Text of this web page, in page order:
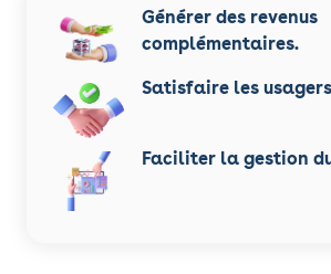
Générer des revenus
complémentaires.
Satisfaire les
Faciliter la gestion